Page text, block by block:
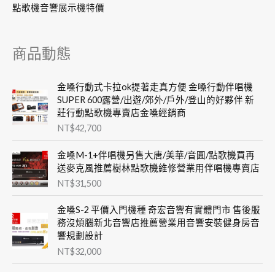
點歌機音響展示機特價
商品動態
金嗓行動式卡拉ok提著走真方便 金嗓行動伴唱機
SUPER 600露營/出遊/郊外/戶外/登山的好夥伴 新
莊行動點歌機專賣店金嗓經銷商
NT$42,700
金嗓M-1+伴唱機另售大唐/美華/音圓/點歌機買再
送麥克風推薦樹林點歌機維修營業用伴唱機專賣店
NT$31,500
金嗓S-2 平價入門機種 奇宏音響有實體門市 售後服
務沒煩腦新北音響店推薦營業用音響安裝健身房音
響規劃設計
NT$32,000